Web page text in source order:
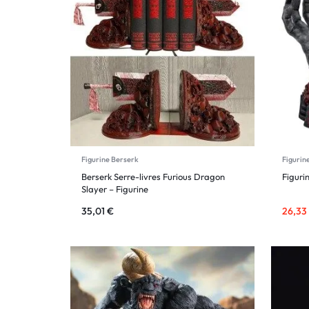
Figurine Berserk
Berserk Serre-livres Furious Dragon
Slayer – Figurine
35,01 € 26,33